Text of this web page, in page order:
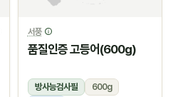
서풍
품질인증 고등어(600g)
방사능검사필
600g